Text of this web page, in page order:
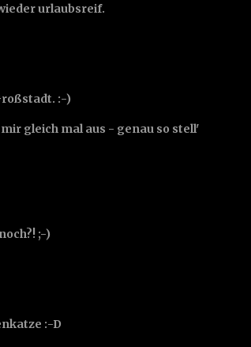
urlaubsreif.
:-)
gleich mal aus - genau so stell'
;-)
:-D